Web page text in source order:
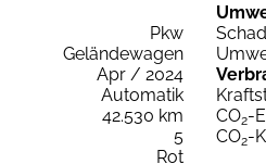
Pkw
Geländewagen
Apr / 2024
Automatik
42.530 km
5
Rot
CO2-
CO2-